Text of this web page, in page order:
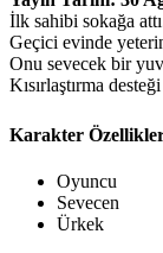
İlk sahibi sokağa
Geçici evinde
Onu sevecek bir
Kısırlaştırma
Karakter
Oyuncu
Sevecen
Ürkek